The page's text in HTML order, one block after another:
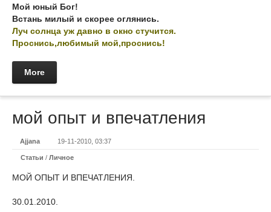
Мой юный Бог!
Встань милый и скорее оглянись.
Луч солнца уж давно в окно стучится.
Проснись,любимый мой,проснись!
More
мой опыт и впечатления
Ajjana 19-11-2010, 03:37
Статьи / Личное
МОЙ ОПЫТ И ВПЕЧАТЛЕНИЯ.
30.01.2010.